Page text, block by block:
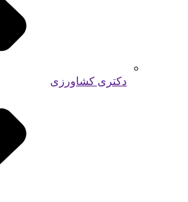
دکتری کشاورزی